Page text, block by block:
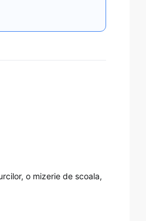
o mizerie de scoala,